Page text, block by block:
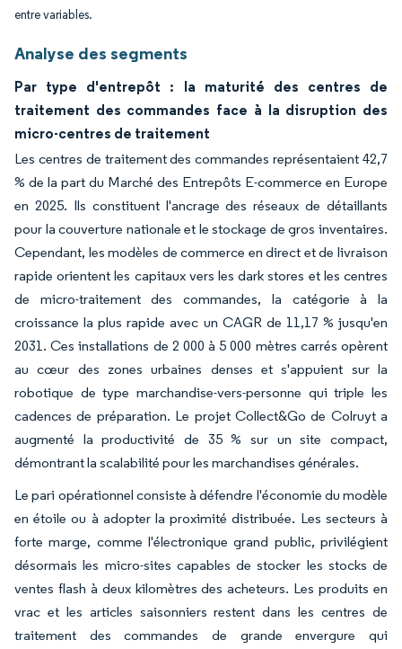
entre variables.
Analyse des segments
Par type d'entrepôt : la maturité des centres de
traitement des commandes face à la disruption des
micro-centres de traitement
Les centres de traitement des commandes représentaient 42,7
% de la part du Marché des Entrepôts E-commerce en Europe
en 2025. Ils constituent l'ancrage des réseaux de détaillants
pour la couverture nationale et le stockage de gros inventaires.
Cependant, les modèles de commerce en direct et de livraison
rapide orientent les capitaux vers les dark stores et les centres
de micro-traitement des commandes, la catégorie à la
croissance la plus rapide avec un CAGR de 11,17 % jusqu'en
2031. Ces installations de 2 000 à 5 000 mètres carrés opèrent
au cœur des zones urbaines denses et s'appuient sur la
robotique de type marchandise-vers-personne qui triple les
cadences de préparation. Le projet Collect&Go de Colruyt a
augmenté la productivité de 35 % sur un site compact,
démontrant la scalabilité pour les marchandises générales.
Le pari opérationnel consiste à défendre l'économie du modèle
en étoile ou à adopter la proximité distribuée. Les secteurs à
forte marge, comme l'électronique grand public, privilégient
désormais les micro-sites capables de stocker les stocks de
ventes flash à deux kilomètres des acheteurs. Les produits en
vrac et les articles saisonniers restent dans les centres de
traitement des commandes de grande envergure qui